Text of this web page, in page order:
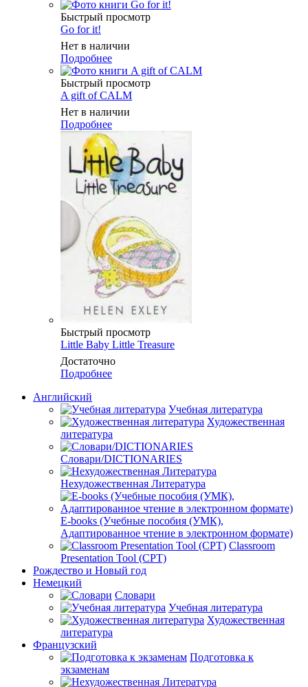
Быстрый просмотр
Go for it!
Нет в наличии
Подробнее
Быстрый просмотр
A gift of CALM
Нет в наличии
Подробнее
Быстрый просмотр
Little Baby Little Treasure
Достаточно
Подробнее
Английский
Учебная литература
Художественная
литература
Словари/DICTIONARIES
Нехудожественная Литература
E-books (Учебные пособия (УМК),
Адаптированное чтение в электронном формате)
Classroom
Presentation Tool (CPT)
Рождество и Новый год
Немецкий
Словари
Учебная литература
Художественная
литература
Французский
Подготовка к
экзаменам